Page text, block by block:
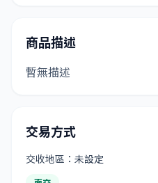
商品描述
暫無描述
交易方式
交收地區：未設定